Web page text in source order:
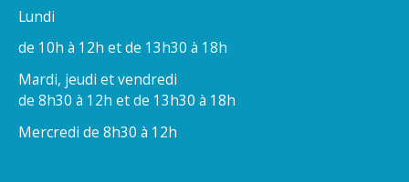
Lundi
de 10h à 12h et de 13h30 à 18h
Mardi, jeudi et vendredi
de 8h30 à 12h et de 13h30 à 18h
Mercredi de 8h30 à 12h